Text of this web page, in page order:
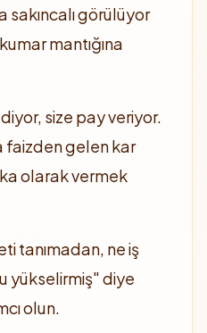
görülüyor
mantığına
size pay veriyor.
faizden gelen kar
olarak vermek
tanımadan, ne iş
yükselirmiş" diye
olun.